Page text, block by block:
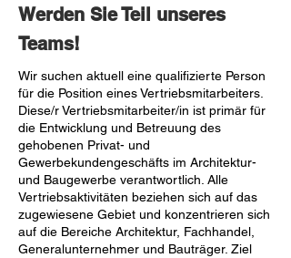
Werden Sie Teil unseres
Teams!
Wir suchen aktuell eine qualifizierte Person
für die Position eines Vertriebsmitarbeiters.
Diese/r Vertriebsmitarbeiter/in ist primär für
die Entwicklung und Betreuung des
gehobenen Privat- und
Gewerbekundengeschäfts im Architektur-
und Baugewerbe verantwortlich. Alle
Vertriebsaktivitäten beziehen sich auf das
zugewiesene Gebiet und konzentrieren sich
auf die Bereiche Architektur, Fachhandel,
Generalunternehmer und Bauträger. Ziel